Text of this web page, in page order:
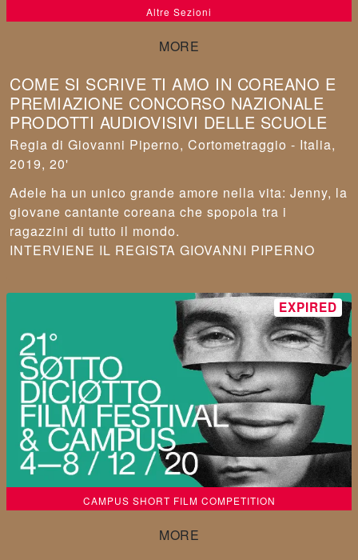
Altre Sezioni
COME SI SCRIVE TI AMO IN COREANO E
PREMIAZIONE CONCORSO NAZIONALE
PRODOTTI AUDIOVISIVI DELLE SCUOLE
Giovanni Piperno, Cortometraggio - Italia,
2019, 20'
Adele ha un unico grande amore nella vita: Jenny, la
giovane cantante coreana che spopola tra i
ragazzini di tutto il mondo.
INTERVIENE IL REGISTA GIOVANNI PIPERNO
CAMPUS SHORT FILM COMPETITION